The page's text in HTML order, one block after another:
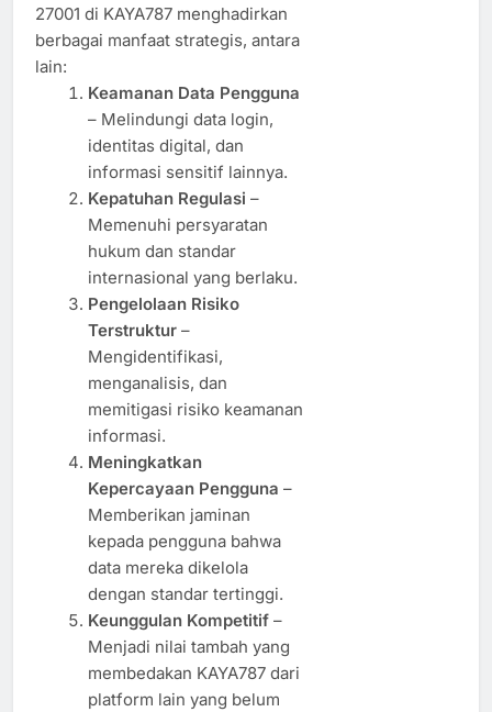
27001 di KAYA787 menghadirkan
berbagai manfaat strategis, antara
lain:
Keamanan Data Pengguna
– Melindungi data login,
identitas digital, dan
informasi sensitif lainnya.
Kepatuhan Regulasi –
Memenuhi persyaratan
hukum dan standar
internasional yang berlaku.
Pengelolaan Risiko
Terstruktur–
Mengidentifikasi,
menganalisis, dan
memitigasi risiko keamanan
informasi.
Meningkatkan
Kepercayaan Pengguna –
Memberikan jaminan
kepada pengguna bahwa
data mereka dikelola
dengan standar tertinggi.
Keunggulan Kompetitif–
Menjadi nilai tambah yang
membedakan KAYA787 dari
platform lain yang belum